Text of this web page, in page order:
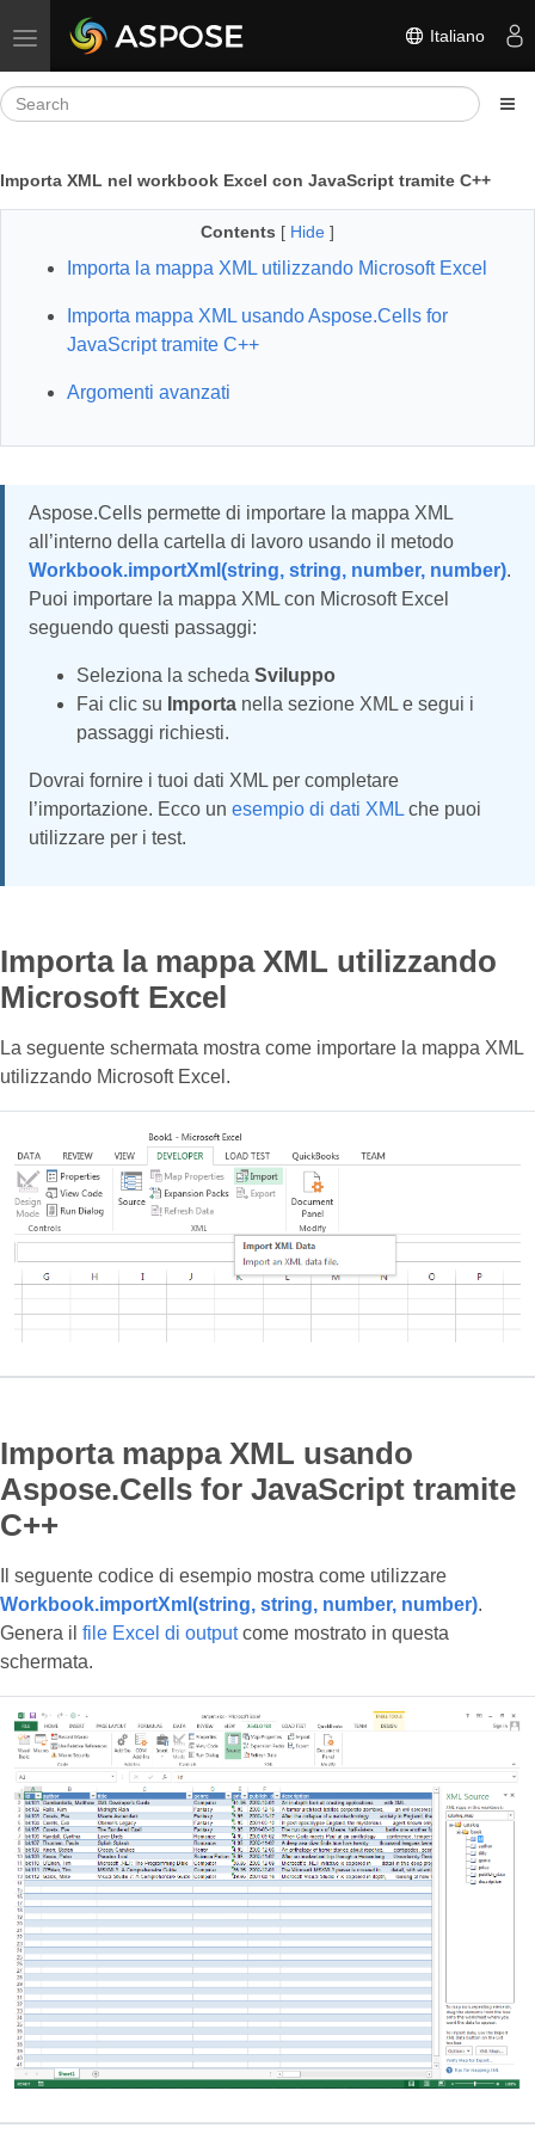
Toggle navigation Italiano
Importa XML nel workbook Excel con JavaScript tramite C++
Contents [ Hide ]
Importa la mappa XML utilizzando Microsoft Excel
Importa mappa XML usando Aspose.Cells for
JavaScript tramite C++
Argomenti avanzati
Aspose.Cells permette di importare la mappa XML
all’interno della cartella di lavoro usando il metodo
Workbook.importXml(string, string, number, number).
Puoi importare la mappa XML con Microsoft Excel
seguendo questi passaggi:
Seleziona la scheda Sviluppo
Fai clic su Importa nella sezione XML e segui i
passaggi richiesti.
Dovrai fornire i tuoi dati XML per completare
l’importazione. Ecco un esempio di dati XML che puoi
utilizzare per i test.
Importa la mappa XML utilizzando
Microsoft Excel
La seguente schermata mostra come importare la mappa XML
utilizzando Microsoft Excel.
Importa mappa XML usando
Aspose.Cells for JavaScript tramite
C++
Il seguente codice di esempio mostra come utilizzare
Workbook.importXml(string, string, number, number).
Genera il file Excel di outputcome mostrato in questa
schermata.